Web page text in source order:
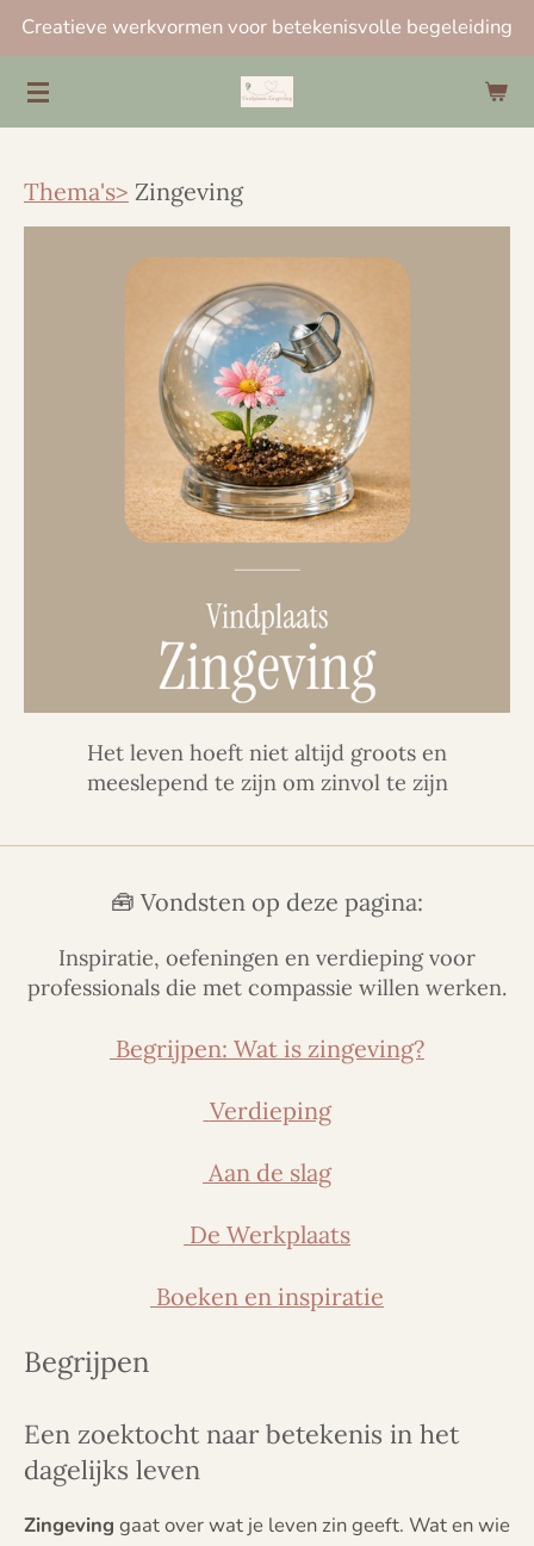
Ga
direct
naar
de
Creatieve werkvormen voor betekenisvolle begeleiding
Thema's> Zingeving
Het leven hoeft niet altijd groots en
meeslepend te zijn om zinvol te zijn
🧰 Vondsten op deze pagina:
Inspiratie, oefeningen en verdieping voor
professionals die met compassie willen werken.
Begrijpen: Wat is zingeving?
Verdieping
Aan de slag
De Werkplaats
Boeken en inspiratie
Begrijpen
Een zoektocht naar betekenis in het
dagelijks leven
Zingeving gaat over wat je leven zin geeft. Wat en wie